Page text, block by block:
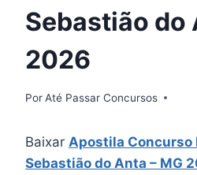
Sebastião do
2026
PorAté Passar Concursos
Baixar Apostila Concurso
Sebastião do Anta – MG